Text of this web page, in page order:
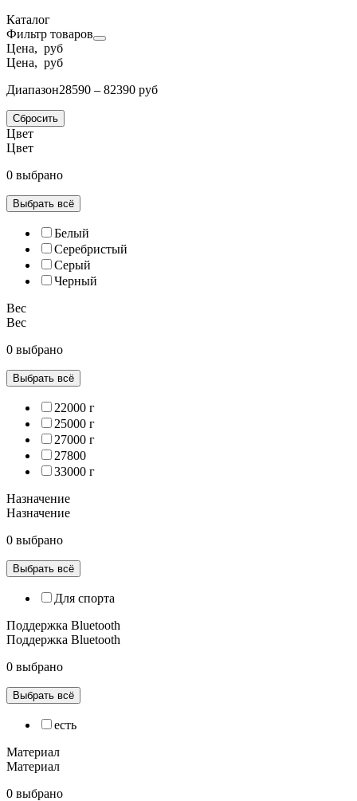
Каталог
Фильтр товаров
Цена, руб
Цена, руб
Диапазон28590 – 82390 руб
Сбросить
Цвет
Цвет
0 выбрано
Выбрать всё
Белый
Серебристый
Серый
Черный
Вес
Вес
0 выбрано
Выбрать всё
22000 г
25000 г
27000 г
27800
33000 г
Назначение
Назначение
0 выбрано
Выбрать всё
Для спорта
Поддержка Bluetooth
Поддержка Bluetooth
0 выбрано
Выбрать всё
есть
Материал
Материал
0 выбрано